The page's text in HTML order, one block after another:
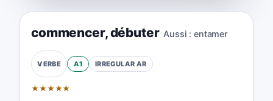
commencer,débuter Aussi : entamer
VERBE A1 IRREGULAR AR
★★★★★